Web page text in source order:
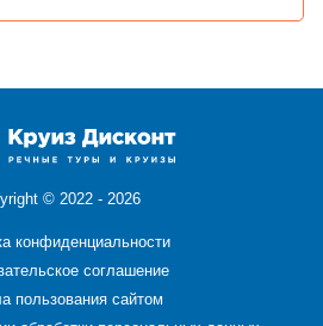
© 2022 - 2026
конфиденциальности
соглашение
пользования сайтом